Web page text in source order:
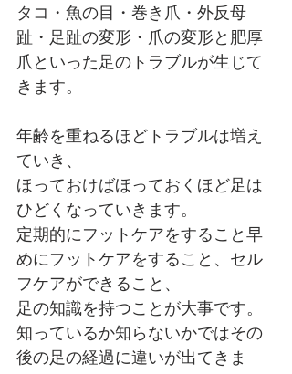
タコ・魚の目・巻き爪・外反母
趾・足趾の変形・爪の変形と肥厚
爪といった足のトラブルが生じて
きます。
年齢を重ねるほどトラブルは増え
ていき、
ほっておけばほっておくほど足は
ひどくなっていきます。
定期的にフットケアをすること早
めにフットケアをすること、セル
フケアができること、
足の知識を持つことが大事です。
知っているか知らないかではその
後の足の経過に違いが出てきま